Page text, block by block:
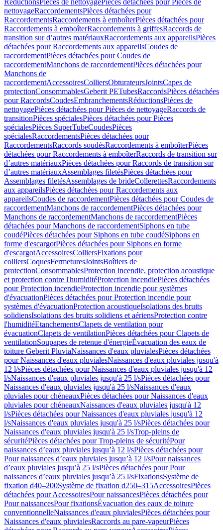
RéductionsPièces de nettoyagePièces détachées pour Pièces de
nettoyageRaccordementsPièces détachées pour
RaccordementsRaccordements à emboîterPièces détachées pour
Raccordements à emboîterRaccordements à griffesRaccords de
transition sur d’autres matériauxRaccordements aux appareilsPièces
détachées pour Raccordements aux appareilsCoudes de
raccordementPièces détachées pour Coudes de
raccordementManchons de raccordementPièces détachées pour
Manchons de
raccordementAccessoiresColliersObturateursJointsCapes de
protectionConsommablesGeberit PETubesRaccordsPièces détachées
pour RaccordsCoudesEmbranchementsRéductionsPièces de
nettoyagePièces détachées pour Pièces de nettoyageRaccords de
transitionPièces spécialesPièces détachées pour Pièces
spécialesPièces SuperTubeCoudesPièces
spécialesRaccordementsPièces détachées pour
RaccordementsRaccords soudésRaccordements à emboîterPièces
détachées pour Raccordements à emboîterRaccords de transition sur
d’autres matériauxPièces détachées pour Raccords de transition sur
d’autres matériauxAssemblages filetésPièces détachées pour
Assemblages filetésAssemblages de brideCollerettesRaccordements
aux appareilsPièces détachées pour Raccordements aux
appareilsCoudes de raccordementPièces détachées pour Coudes de
raccordementManchons de raccordementPièces détachées pour
Manchons de raccordementManchons de raccordementPièces
détachées pour Manchons de raccordementSiphons en tube
coudéPièces détachées pour Siphons en tube coudéSiphons en
forme d'escargotPièces détachées pour Siphons en forme
d'escargotAccessoiresColliersFixations pour
colliersCoquesFermeturesJointsBoîtiers de
protectionConsommablesProtection incendie, protection acoustique
et protection contre l'humiditéProtection incendiePièces détachées
pour Protection incendieProtection incendie pour systèmes
d'évacuationPièces détachées pour Protection incendie pour
systèmes d'évacuationProtection acoustiqueIsolations des bruits
solidiensIsolations des bruits solidiens et aériensProtection contre
l'humiditéEtanchementsClapets de ventilation pour
évacuationClapets de ventilationPièces détachées pour Clapets de
ventilationSoupapes de retenue d'énergieÉvacuation des eaux de
toiture Geberit PluviaNaissances d'eaux pluvialesPièces détachées
pour Naissances d'eaux pluvialesNaissances d'eaux pluviales jusqu'à
12 l/sPièces détachées pour Naissances d'eaux pluviales jusqu'à 12
l/sNaissances d'eaux pluviales jusqu'à 25 l/sPièces détachées pour
Naissances d'eaux pluviales jusqu'à 25 l/sNaissances d'eaux
pluviales pour chéneauxPièces détachées pour Naissances d'eaux
pluviales pour chéneauxNaissances d'eaux pluviales jusqu'à 12
l/sPièces détachées pour Naissances d'eaux pluviales jusqu'à 12
l/sNaissances d'eaux pluviales jusqu'à 25 l/sPièces détachées pour
Naissances d'eaux pluviales jusqu'à 25 l/sTrop-pleins de
sécuritéPièces détachées pour Trop-pleins de sécuritéPour
naissances d’eaux pluviales jusqu’à 12 l/sPièces détachées pour
Pour naissances d’eaux pluviales jusqu’à 12 l/sPour naissances
d’eaux pluviales jusqu’à 25 l/sPièces détachées pour Pour
naissances d’eaux pluviales jusqu’à 25 l/sFixationsSystème de
fixation d40–200Système de fixation d250–315AccessoiresPièces
détachées pour AccessoiresPour naissancesPièces détachées pour
Pour naissancesPour fixationsÉvacuation des eaux de toiture
conventionnelleNaissances d'eaux pluvialesPièces détachées pour
Naissances d'eaux pluvialesRaccords au pare-vapeurPièces